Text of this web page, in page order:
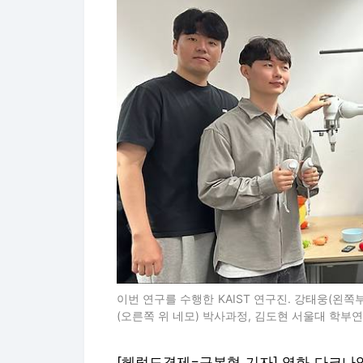
이번 연구를 수행한 KAIST 연구진. 강태웅(왼
(오른쪽 위 네모) 박사과정, 김도현 서울대 학부